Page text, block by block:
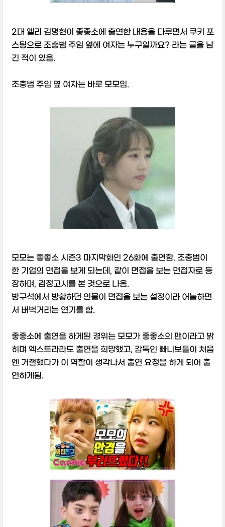
2대 엘리 김명현이 좋좋소에 출연한 내용을 다루면서 쿠키 포
스팅으로 조충범 주임 옆에 여자는 누구일까요? 라는 글을 남
긴 적이 있음.
조충범 주임 옆 여자는 바로 모모임.
모모는 좋좋소 시즌3 마지막화인 26화에 출연함. 조충범이
한 기업의 면접을 보게 되는데, 같이 면접을 보는 면접자로 등
장하며, 검정고시를 본 것으로 나옴.
방구석에서 방황하던 인물이 면접을 보는 설정이라 어눌하면
서 버벅거리는 연기를 함.
좋좋소에 출연을 하게된 경위는 모모가 좋좋소의 팬이라고 밝
히며 엑스트라라도 출연을 희망했고, 감독인 빠니보틀이 처음
엔 거절했다가 이 역할이 생각나서 출연 요청을 하게 되어 출
연하게됨.